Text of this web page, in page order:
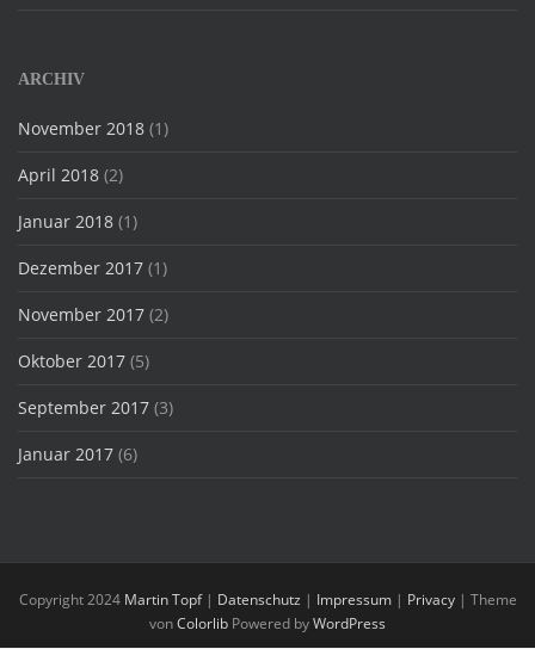
ARCHIV
November 2018 (1)
April 2018 (2)
Januar 2018 (1)
Dezember 2017 (1)
November 2017 (2)
Oktober 2017 (5)
September 2017 (3)
Januar 2017 (6)
Copyright 2024 Martin Topf| Datenschutz | Impressum| Privacy| Theme
vonColorlib Powered byWordPress